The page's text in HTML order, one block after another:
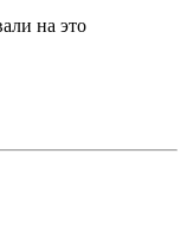
на это